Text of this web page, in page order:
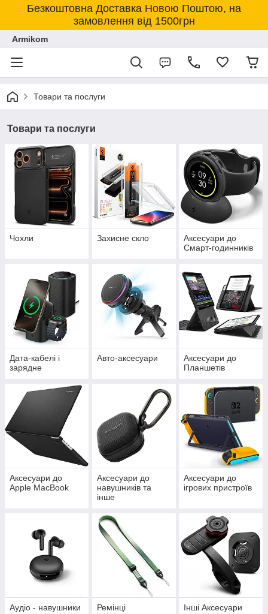
Безкоштовна Доставка Новою Поштою, на
замовлення від 1500грн
Armikom
Товари та послуги
Товари та послуги
Чохли Захисне скло
Аксесуари до
Смарт-годинників
Дата-кабелі і
зарядне
Авто-аксесуари
Аксесуари до
Планшетів
Аксесуари до
Apple MacBook
Аксесуари до
навушників та
інше
Аксесуари до
ігрових пристроїв
Аудіо - навушники Ремінці Інші Аксесуари